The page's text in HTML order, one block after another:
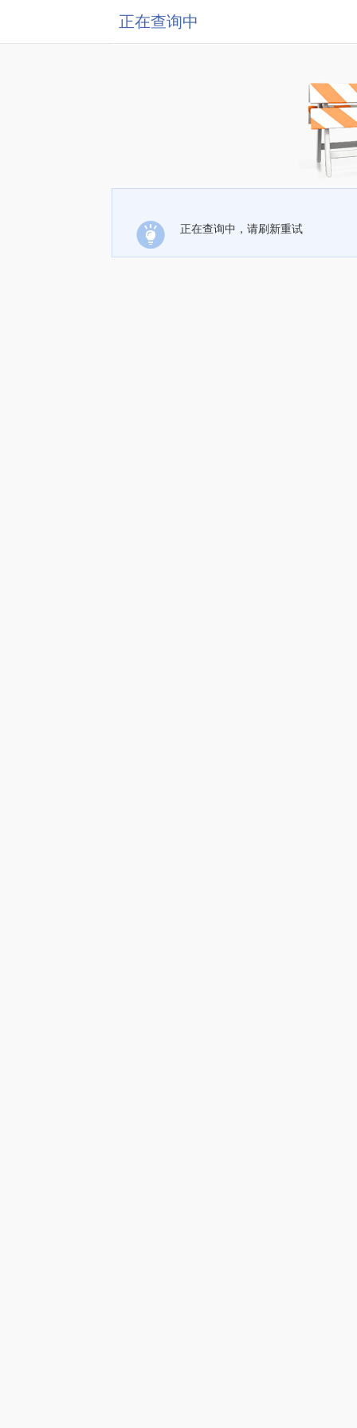
正在查询中
正在查询中，请刷新重试